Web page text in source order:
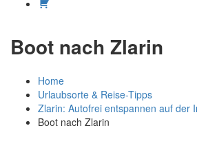
Boot nach Zlarin
Home
Urlaubsorte & Reise-Tipps
Zlarin: Autofrei entspannen auf der
Boot nach Zlarin